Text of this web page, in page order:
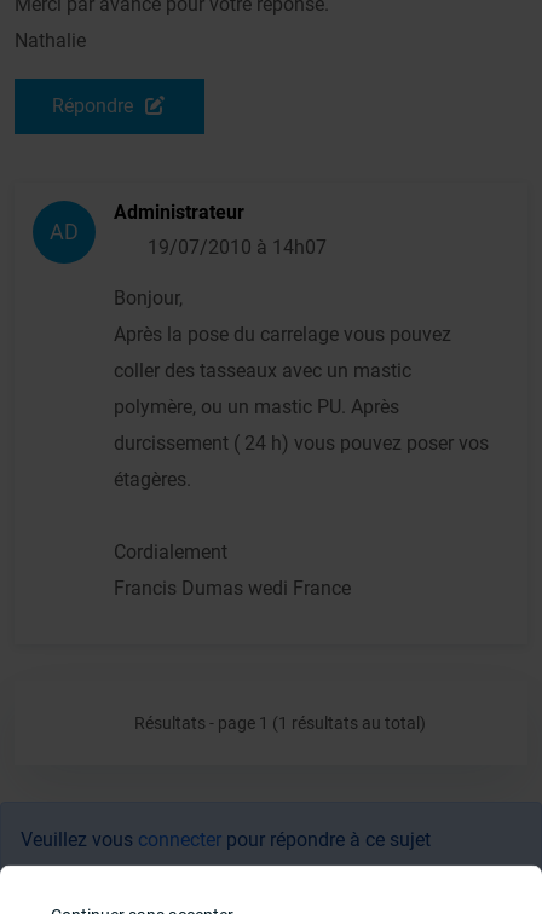
Merci par avance pour votre réponse.
Nathalie
Répondre
AD
Administrateur
19/07/2010 à 14h07
Bonjour,
Après la pose du carrelage vous pouvez
coller des tasseaux avec un mastic
polymère, ou un mastic PU. Après
durcissement ( 24 h) vous pouvez poser vos
étagères.
Cordialement
Francis Dumas wedi France
Résultats - page 1 (1 résultats au total)
Veuillez vous connecter pour répondre à ce sujet